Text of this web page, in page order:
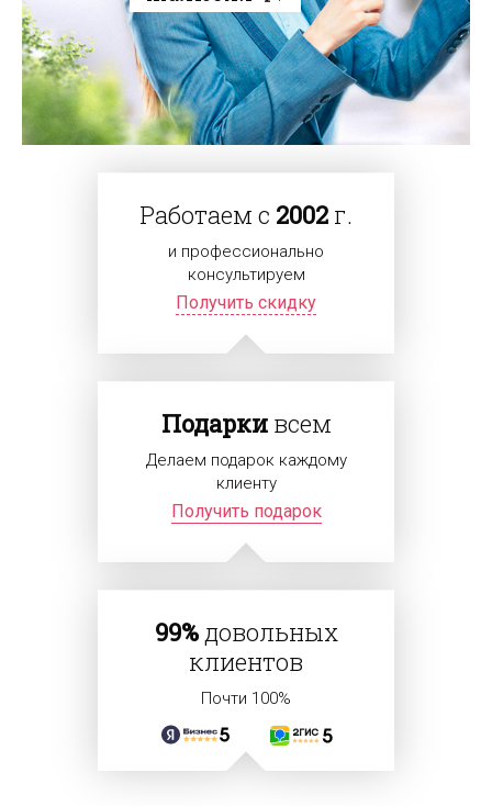
Работаем с 2002 г.
и профессионально
консультируем
Получить скидку
Подаркивсем
Делаем подарок каждому
клиенту
Получить подарок
99%довольных
клиентов
Почти 100%